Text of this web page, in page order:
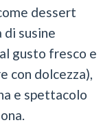
dessert
di susine
gusto fresco e
con dolcezza),
e spettacolo